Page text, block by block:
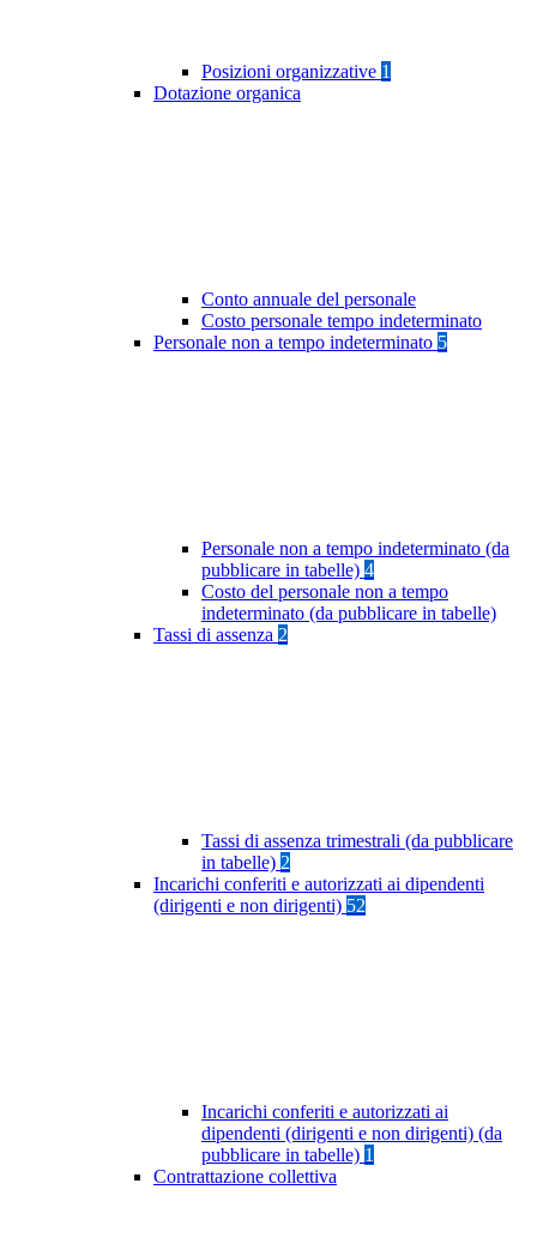
Posizioni organizzative 1
Dotazione organica
Conto annuale del personale
Costo personale tempo indeterminato
Personale non a tempo indeterminato 5
Personale non a tempo indeterminato (da
pubblicare in tabelle) 4
Costo del personale non a tempo
indeterminato (da pubblicare in tabelle)
Tassi di assenza 2
Tassi di assenza trimestrali (da pubblicare
in tabelle) 2
Incarichi conferiti e autorizzati ai dipendenti
(dirigenti e non dirigenti) 52
Incarichi conferiti e autorizzati ai
dipendenti (dirigenti e non dirigenti) (da
pubblicare in tabelle) 1
Contrattazione collettiva